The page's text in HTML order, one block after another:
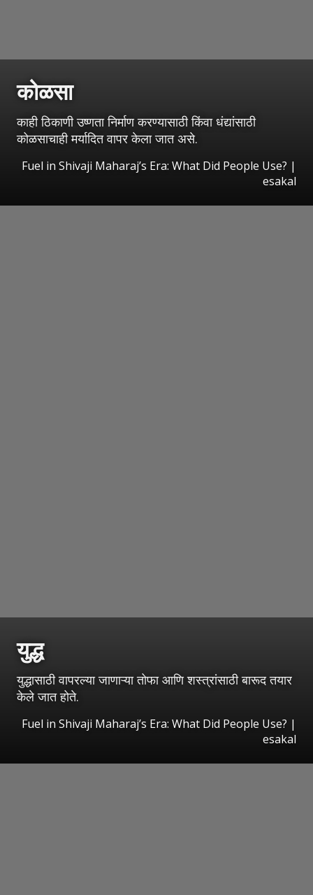
कोळसा
काही ठिकाणी उष्णता निर्माण करण्यासाठी किंवा धंद्यांसाठी
कोळसाचाही मर्यादित वापर केला जात असे.
Fuel in Shivaji Maharaj’s Era: What Did People Use? |
esakal
युद्ध
युद्धासाठी वापरल्या जाणाऱ्या तोफा आणि शस्त्रांसाठी बारूद तयार
केले जात होते.
Fuel in Shivaji Maharaj’s Era: What Did People Use? |
esakal